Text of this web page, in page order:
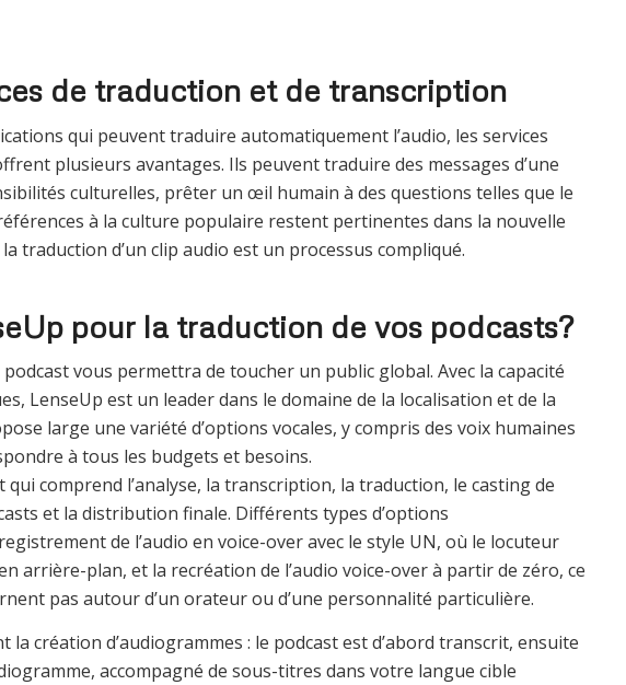
de traduction et de transcription
qui peuvent traduire automatiquement l’audio, les services
plusieurs avantages. Ils peuvent traduire des messages d’une
culturelles, prêter un œil humain à des questions telles que le
à la culture populaire restent pertinentes dans la nouvelle
traduction d’un clip audio est un processus compliqué.
pour la traduction de vos podcasts?
vous permettra de toucher un public global. Avec la capacité
LenseUp est un leader dans le domaine de la localisation et de la
large une variété d’options vocales, y compris des voix humaines
à tous les budgets et besoins.
comprend l’analyse, la transcription, la traduction, le casting de
et la distribution finale. Différents types d’options
de l’audio en voice-over avec le style UN, où le locuteur
arrière-plan, et la recréation de l’audio voice-over à partir de zéro, ce
pas autour d’un orateur ou d’une personnalité particulière.
création d’audiogrammes : le podcast est d’abord transcrit, ensuite
accompagné de sous-titres dans votre langue cible